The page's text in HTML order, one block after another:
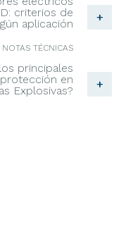
criterios de
aplicación
+
NOTAS TÉCNICAS
principales
en
Explosivas?
+